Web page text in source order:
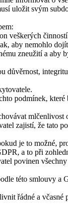
uložit svým
veškerých
aby nemohlo
zneužití a aby
podmínek,
zajistí, že tato
je to možné,
a to při
povinen
této smlouvy a
řádné a